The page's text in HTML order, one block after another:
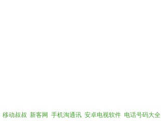
移动叔叔 新客网 手机淘通讯 安卓电视软件 电话号码大全